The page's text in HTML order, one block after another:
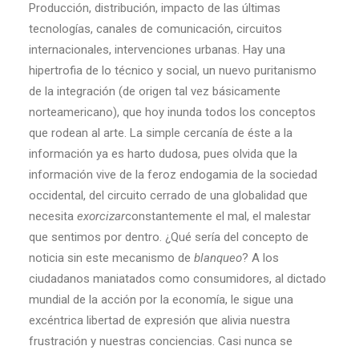
Producción, distribución, impacto de las últimas
tecnologías, canales de comunicación, circuitos
internacionales, intervenciones urbanas. Hay una
hipertrofia de lo técnico y social, un nuevo puritanismo
de la integración (de origen tal vez básicamente
norteamericano), que hoy inunda todos los conceptos
que rodean al arte. La simple cercanía de éste a la
información ya es harto dudosa, pues olvida que la
información vive de la feroz endogamia de la sociedad
occidental, del circuito cerrado de una globalidad que
necesita exorcizarconstantemente el mal, el malestar
que sentimos por dentro. ¿Qué sería del concepto de
noticia sin este mecanismo de blanqueo? A los
ciudadanos maniatados como consumidores, al dictado
mundial de la acción por la economía, le sigue una
excéntrica libertad de expresión que alivia nuestra
frustración y nuestras conciencias. Casi nunca se